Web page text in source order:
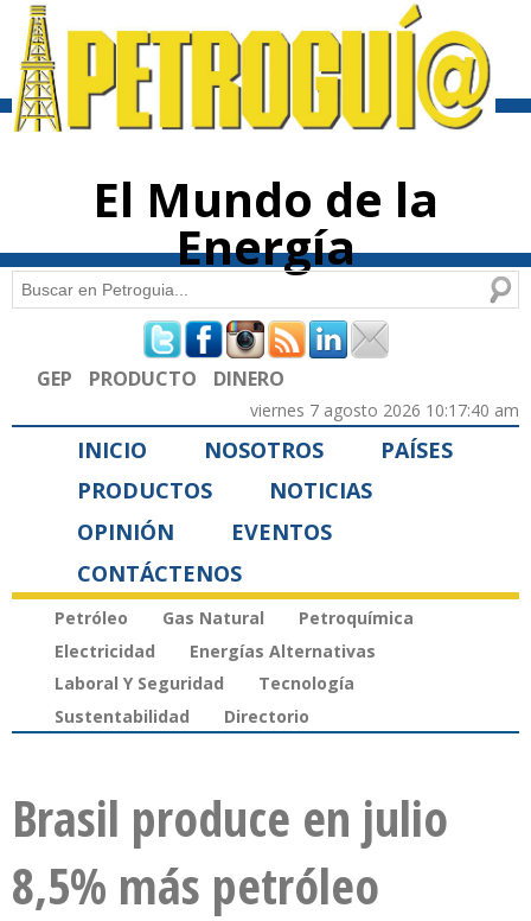
contenido
El Mundo de la
Energía
Formulario de búsqueda
Buscar
GEP PRODUCTO DINERO
viernes 7 agosto 2026 10:17:40 am
INICIO NOSOTROS
PAÍSES
PRODUCTOS
NOTICIAS
OPINIÓN
EVENTOS
CONTÁCTENOS
Petróleo Gas Natural
Petroquímica
Electricidad
Energías Alternativas
Laboral Y Seguridad
Tecnología
Sustentabilidad
Directorio
Brasil produce en julio
8,5% más petróleo